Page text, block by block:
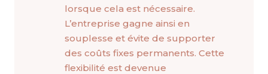
lorsque cela est nécessaire.
L’entreprise gagne ainsi en
souplesse et évite de supporter
des coûts fixes permanents. Cette
flexibilité est devenue